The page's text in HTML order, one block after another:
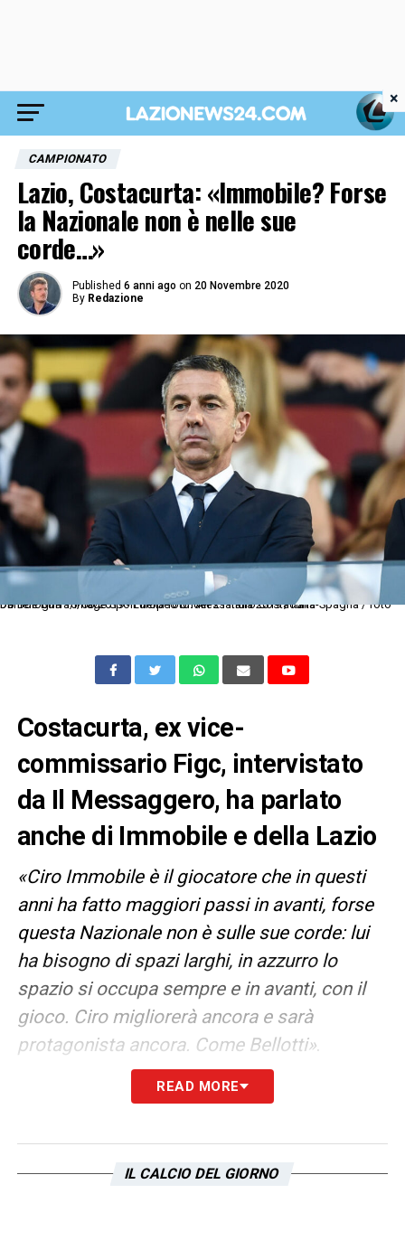
CAMPIONATO
Lazio, Costacurta: «Immobile? Forse
la Nazionale non è nelle sue
corde…»
Published 6 anni ago on 20 Novembre 2020
By Redazione
Db Bologna 16/06/2019 - Europeo Under 21 Italia 2019 / Italia-Spagna / foto Daniele Buffa/Image Sport nella foto: Alessandro Costacurta
Costacurta, ex vice-
commissario Figc, intervistato
da Il Messaggero, ha parlato
anche di Immobile e della Lazio
«Ciro Immobile è il giocatore che in questi
anni ha fatto maggiori passi in avanti, forse
questa Nazionale non è sulle sue corde: lui
ha bisogno di spazi larghi, in azzurro lo
spazio si occupa sempre e in avanti, con il
gioco. Ciro migliorerà ancora e sarà
protagonista ancora. Come Bellotti».
Così AlessandroCostacurta
intervistato da Il Messaggero. “Billy”, inoltre,
ha espresso un commento sulla Lazio:«Una
READ MORE
IL CALCIO DEL GIORNO
×